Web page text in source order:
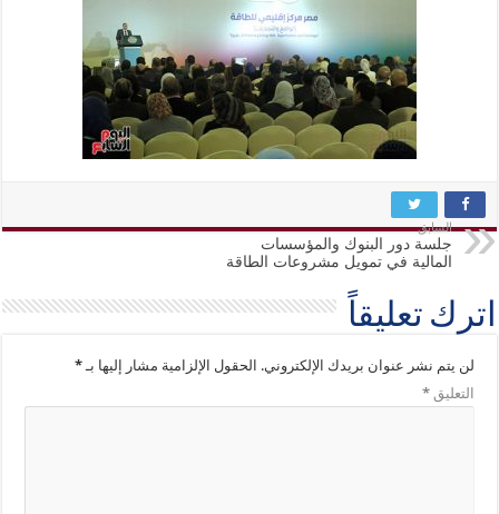
السابق
جلسة دور البنوك والمؤسسات
المالية في تمويل مشروعات الطاقة
اترك تعليقاً
لن يتم نشر عنوان بريدك الإلكتروني. الحقول الإلزامية مشار إليها بـ*
التعليق*